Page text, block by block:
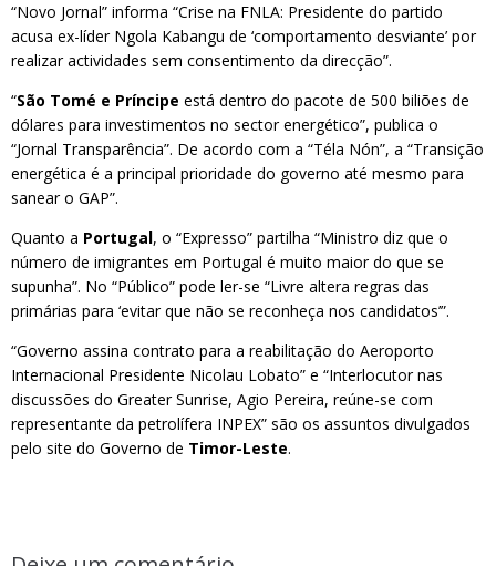
“Novo Jornal” informa “Crise na FNLA: Presidente do partido
acusa ex-líder Ngola Kabangu de ‘comportamento desviante’ por
realizar actividades sem consentimento da direcção”.
“São Tomé e Príncipe está dentro do pacote de 500 biliões de
dólares para investimentos no sector energético”, publica o
“Jornal Transparência”. De acordo com a “Téla Nón”, a “Transição
energética é a principal prioridade do governo até mesmo para
sanear o GAP”.
Quanto a Portugal, o “Expresso” partilha “Ministro diz que o
número de imigrantes em Portugal é muito maior do que se
supunha”. No “Público” pode ler-se “Livre altera regras das
primárias para ‘evitar que não se reconheça nos candidatos’”.
“Governo assina contrato para a reabilitação do Aeroporto
Internacional Presidente Nicolau Lobato” e “Interlocutor nas
discussões do Greater Sunrise, Agio Pereira, reúne-se com
representante da petrolífera INPEX” são os assuntos divulgados
pelo site do Governo de Timor-Leste.